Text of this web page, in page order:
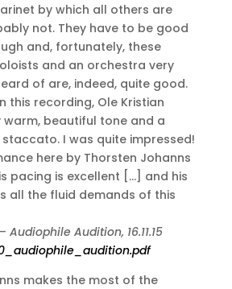
by which all others are
not. They have to be good
and, fortunately, these
and an orchestra very
of are, indeed, quite good.
this recording, Ole Kristian
warm, beautiful tone and a
I was quite impressed!
here by Thorsten Johanns
pacing is excellent […] and his
all the fluid demands of this
Audition, 16.11.15
makes the most of the